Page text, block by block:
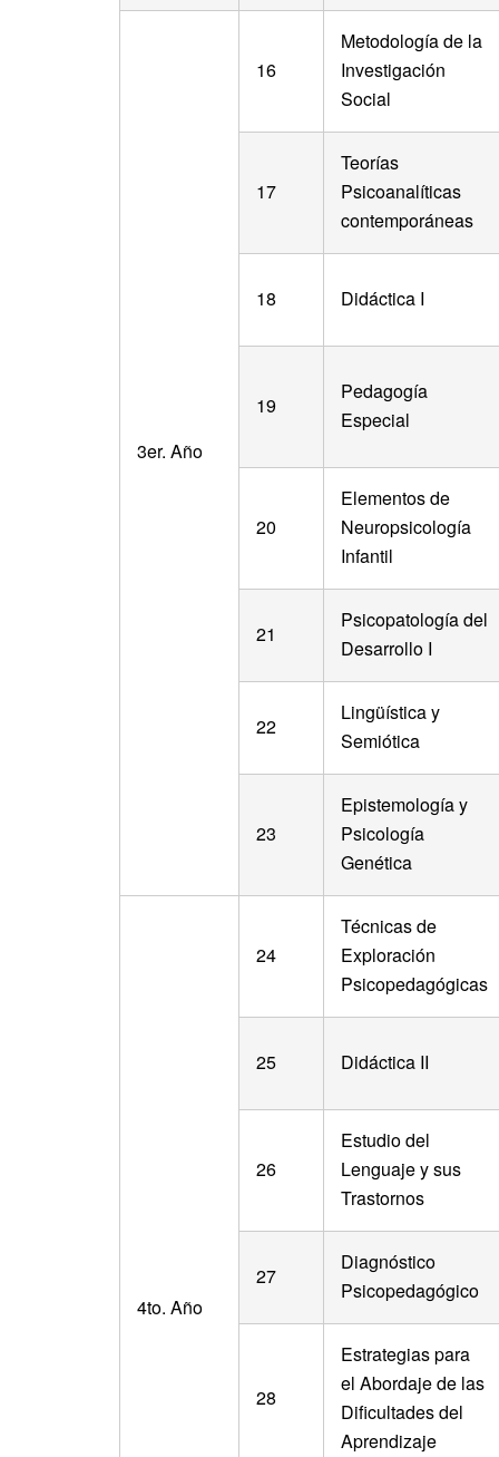
3er. Año
16
Metodología de la
Investigación
Social
17
Teorías
Psicoanalíticas
contemporáneas
18 Didáctica I
19
Pedagogía
Especial
20
Elementos de
Neuropsicología
Infantil
21
Psicopatología del
Desarrollo I
22
Lingüística y
Semiótica
23
Epistemología y
Psicología
Genética
4to. Año
24
Técnicas de
Exploración
Psicopedagógicas
25 Didáctica II
26
Estudio del
Lenguaje y sus
Trastornos
27
Diagnóstico
Psicopedagógico
28
Estrategias para
el Abordaje de las
Dificultades del
Aprendizaje